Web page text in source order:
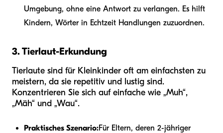
Umgebung, ohne eine Antwort zu verlangen. Es hilft
Kindern, Wörter in Echtzeit Handlungen zuzuordnen.
3. Tierlaut-Erkundung
Tierlaute sind für Kleinkinder oft am einfachsten zu
meistern, da sie repetitiv und lustig sind.
Konzentrieren Sie sich auf einfache wie „Muh“,
„Mäh“ und „Wau“.
Praktisches Szenario:Für Eltern, deren 2-jähriger